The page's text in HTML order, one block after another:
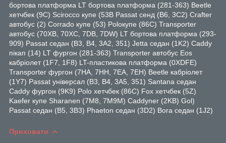
бортова платформа LT бортова платформа (281-363) Beetle
хетчбек (9C) Scirocco купе (53B Passat сенд (B6, 3C2) Crafter
автобус (2) Corrado купе (53) Poloкупе (86С) Transporter
автобус (70XB, 70XC, 7DB, 7DW) LT бортова платформа (293-
909) Passat седан (B3, B4, 3A2, 351) Jetta седан (1K2) Caddy
пікап (14) LT фургон (281-363) Transporter автобус Eos
кабріолет (1F7, 1F8) LT-пластикова платформа (0XDFE)
Transporter фургон (7HA, 7HH, 7EA, 7EH) Beetle кабріолет
(1Y7) Passat універсал (B3, B4, 3A5, 351) Santana седан
Caddy фургон (9K9) Polo хетчбек (86C) Fox хетчбек (5Z)
Kaefer купе Sharanen (7M8, 7M9M) Caddyner (2KB) Gol)
Passat седан (B5, 3B3) Phaeton седан (3D2) Bora седан (1J2)
Приховати